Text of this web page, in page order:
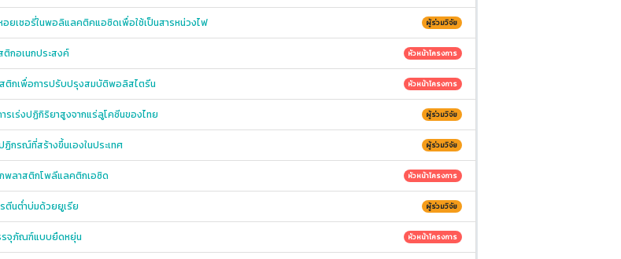
อยเชอรี่ในพอลิแลคติคแอซิดเพื่อใช้เป็นสารหน่วงไฟ ผู้ร่วมวิจัย
กอเนกประสงค์ หัวหน้าโครงการ
สติกเพื่อการปรับปรุงสมบัติพอลิสไตรีน หัวหน้าโครงการ
รเร่งปฏิกิริยาสูงจากแร่ลูโคซีนของไทย ผู้ร่วมวิจัย
กรณ์ที่สร้างขึ้นเองในประเทศ ผู้ร่วมวิจัย
พลาสติกโพลีแลคติกเอซิด หัวหน้าโครงการ
ตีนต่ำบ่มด้วยยูเรีย ผู้ร่วมวิจัย
รจุภัณฑ์แบบยืดหยุ่น หัวหน้าโครงการ